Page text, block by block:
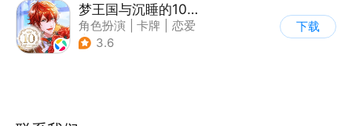
梦王国与沉睡的100王子
角色扮演 卡牌
恋爱
| 乙女
3.6
下载